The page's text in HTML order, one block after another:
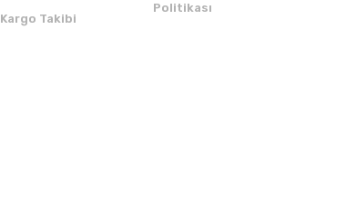
Kargo Takibi
Politikası